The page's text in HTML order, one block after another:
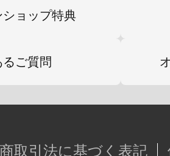
産品となります。
用に塗装されており
ョップ特典
るご質問
取引法に基づく表記